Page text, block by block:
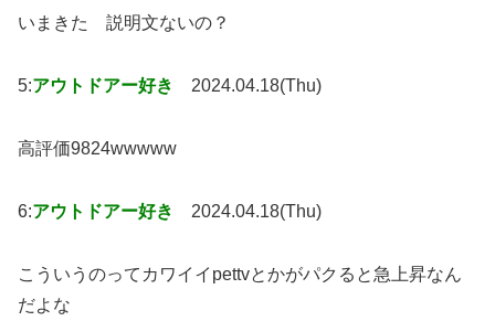
いまきた 説明文ないの？
5:アウトドアー好き 2024.04.18(Thu)
高評価9824wwwww
6:アウトドアー好き 2024.04.18(Thu)
こういうのってカワイイpettvとかがパクると急上昇なん
だよな